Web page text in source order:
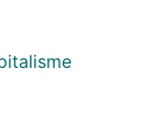
tercera se
ambas.